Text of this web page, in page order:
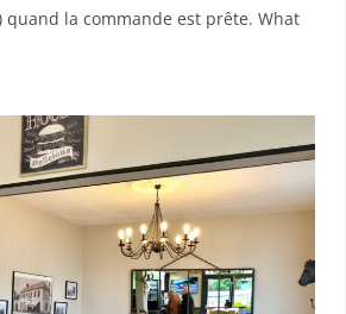
quand la commande est prête. What